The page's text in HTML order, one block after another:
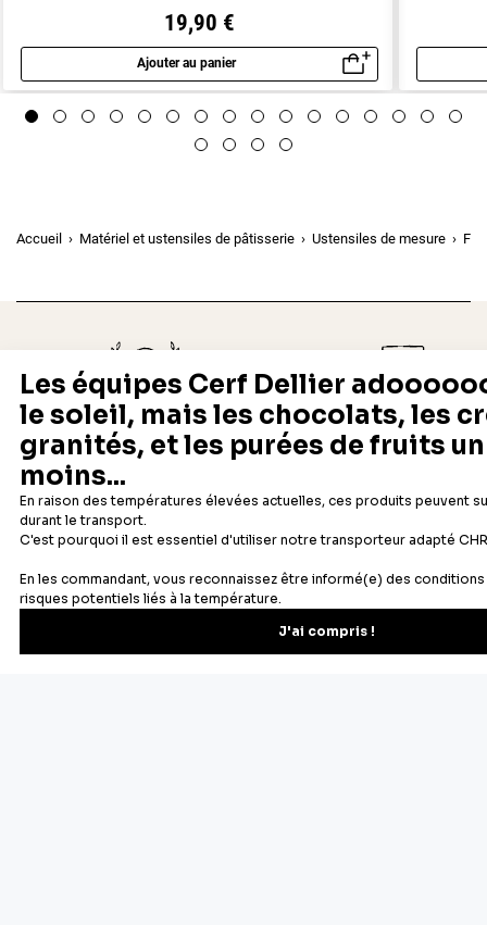
19,90 €
Ajouter au panier
Aperçu rapide
Accueil Matériel et ustensiles de pâtisserie Ustensiles de mesure
Depuis 1932
Fabricant français reconnu
Livraison rapide 24/48h
Offerte dès 69 € en point
Newsletter
Recevez les recettes, astuces et offres spéciales.